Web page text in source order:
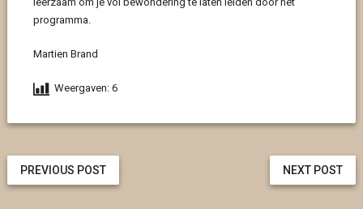
programma.
Martien Brand
Weergaven: 6
NEXT POST
PREVIOUS POST